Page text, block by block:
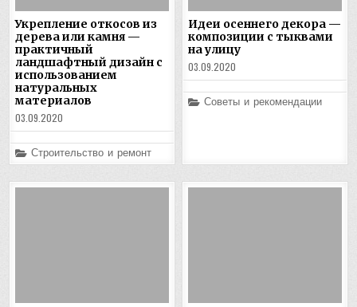
Укрепление откосов из
дерева или камня —
практичный
ландшафтный дизайн с
использованием
натуральных
материалов
03.09.2020
Posted
in
Строительство и ремонт
Идеи осеннего декора —
композиции с тыквами
на улицу
03.09.2020
Posted
Советы и рекомендации